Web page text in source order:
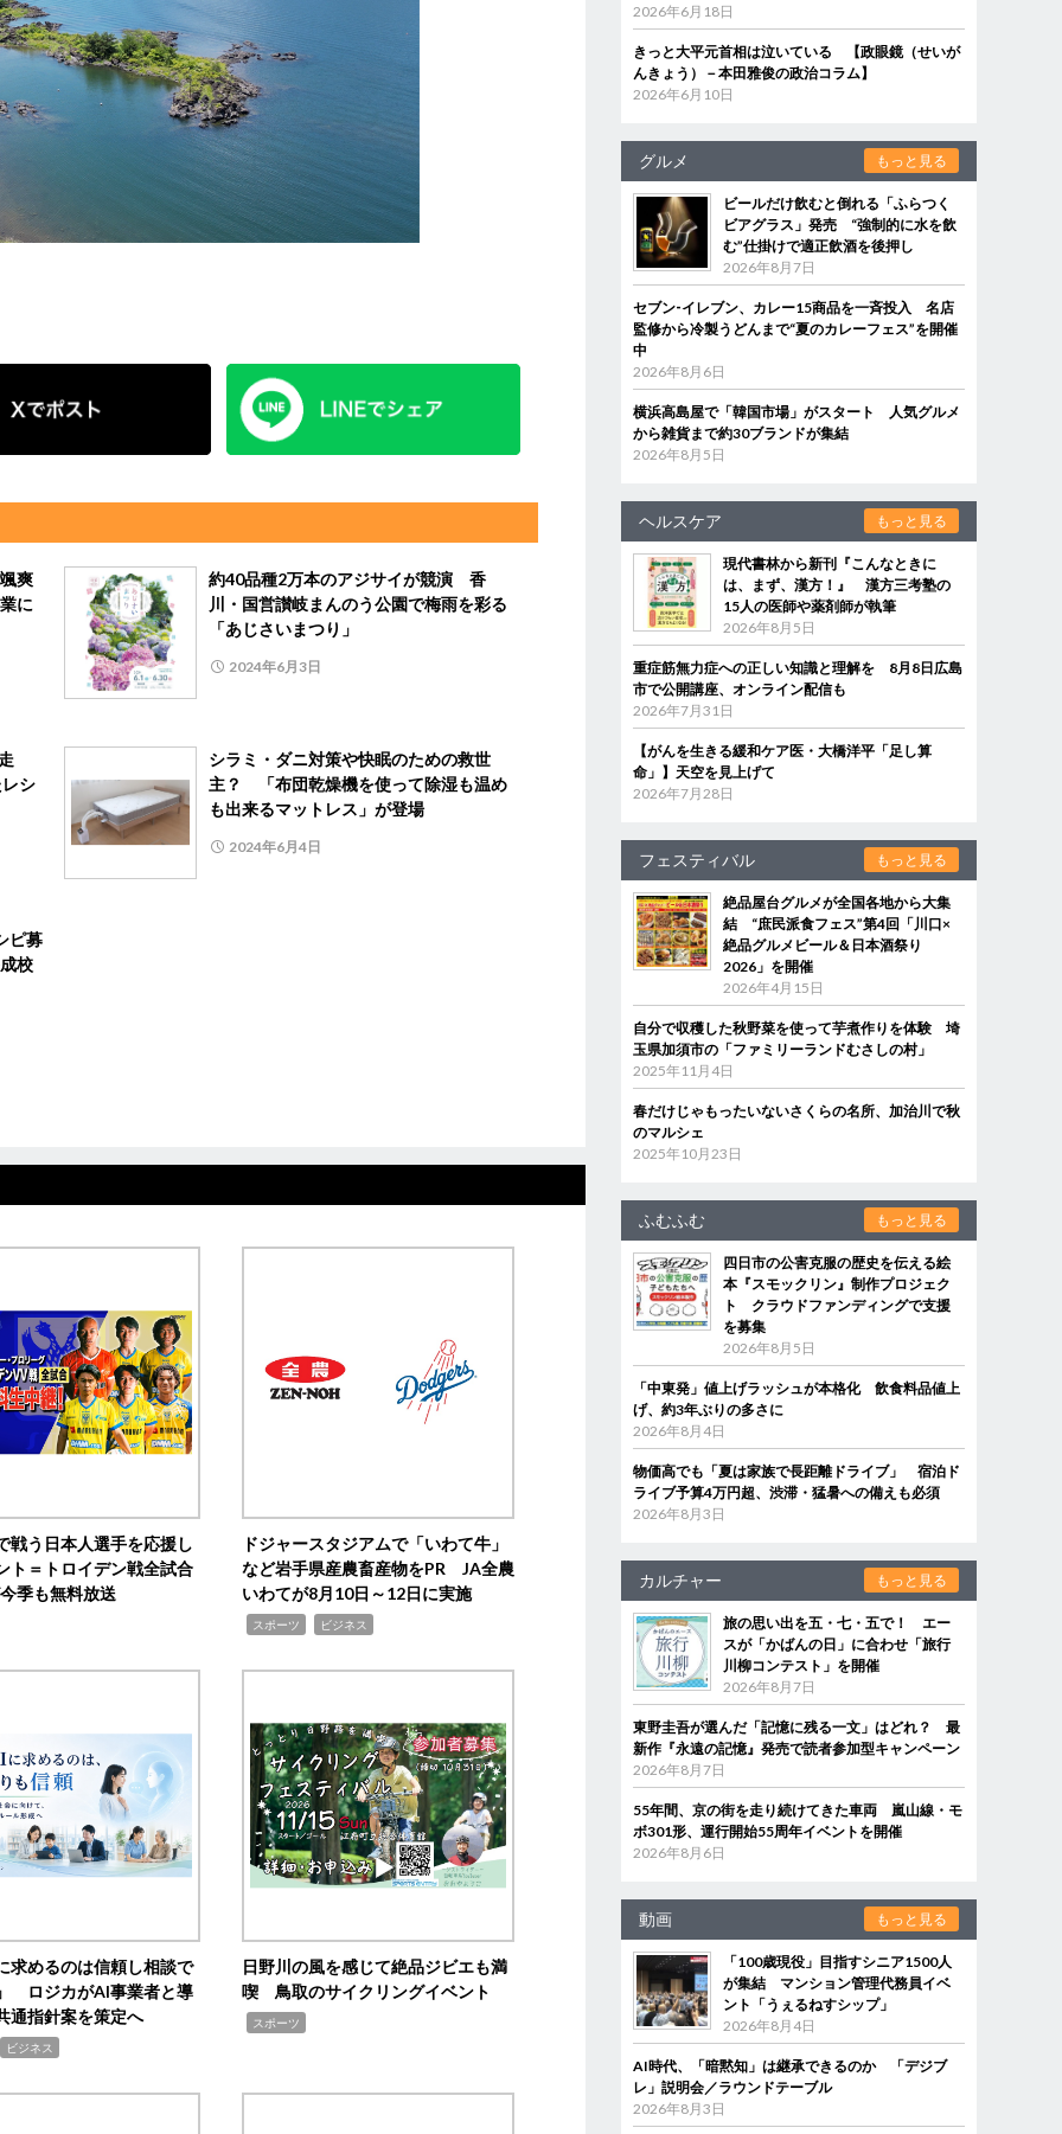
爽
に
約40品種2万本のアジサイが競演 香
川・国営讃岐まんのう公園で梅雨を彩る
「あじさいまつり」
2024年6月3日
走
シ
シラミ・ダニ対策や快眠のための救世
主？ 「布団乾燥機を使って除湿も温め
も出来るマットレス」が登場
2024年6月4日
ピ募
校
戦う日本人選手を応援し
＝トロイデン戦全試合
季も無料放送
ドジャースタジアムで「いわて牛」
など岩手県産農畜産物をPR JA全農
いわてが8月10日～12日に実施
スポーツ ビジネス
求めるのは信頼し相談で
ロジカがAI事業者と導
通指針案を策定へ
ビジネス
日野川の風を感じて絶品ジビエも満
喫 鳥取のサイクリングイベント
スポーツ
2026年6月18日
きっと大平元首相は泣いている 【政眼鏡（せいが
んきょう）－本田雅俊の政治コラム】
2026年6月10日
グルメ もっと見る
ビールだけ飲むと倒れる「ふらつく
ビアグラス」発売 “強制的に水を飲
む”仕掛けで適正飲酒を後押し
2026年8月7日
セブン‐イレブン、カレー15商品を一斉投入 名店
監修から冷製うどんまで“夏のカレーフェス”を開催
中
2026年8月6日
横浜高島屋で「韓国市場」がスタート 人気グルメ
から雑貨まで約30ブランドが集結
2026年8月5日
ヘルスケア もっと見る
現代書林から新刊『こんなときに
は、まず、漢方！』 漢方三考塾の
15人の医師や薬剤師が執筆
2026年8月5日
重症筋無力症への正しい知識と理解を 8月8日広島
市で公開講座、オンライン配信も
2026年7月31日
【がんを生きる緩和ケア医・大橋洋平「足し算
命」】天空を見上げて
2026年7月28日
フェスティバル もっと見る
絶品屋台グルメが全国各地から大集
結 “庶民派食フェス”第4回「川口×
絶品グルメビール＆日本酒祭り
2026」を開催
2026年4月15日
自分で収穫した秋野菜を使って芋煮作りを体験 埼
玉県加須市の「ファミリーランドむさしの村」
2025年11月4日
春だけじゃもったいないさくらの名所、加治川で秋
のマルシェ
2025年10月23日
ふむふむ もっと見る
四日市の公害克服の歴史を伝える絵
本『スモックリン』制作プロジェク
ト クラウドファンディングで支援
を募集
2026年8月5日
「中東発」値上げラッシュが本格化 飲食料品値上
げ、約3年ぶりの多さに
2026年8月4日
物価高でも「夏は家族で長距離ドライブ」 宿泊ド
ライブ予算4万円超、渋滞・猛暑への備えも必須
2026年8月3日
カルチャー もっと見る
旅の思い出を五・七・五で！ エー
スが「かばんの日」に合わせ「旅行
川柳コンテスト」を開催
2026年8月7日
東野圭吾が選んだ「記憶に残る一文」はどれ？ 最
新作『永遠の記憶』発売で読者参加型キャンペーン
2026年8月7日
55年間、京の街を走り続けてきた車両 嵐山線・モ
ボ301形、運行開始55周年イベントを開催
2026年8月6日
動画 もっと見る
「100歳現役」目指すシニア1500人
が集結 マンション管理代務員イベ
ント「うぇるねすシップ」
2026年8月4日
AI時代、「暗黙知」は継承できるのか 「デジブ
レ」説明会／ラウンドテーブル
2026年8月3日